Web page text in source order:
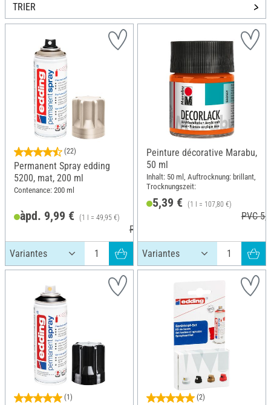
TRIER
(22)
Permanent Spray edding
5200, mat, 200 ml
Contenance: 200 ml
àpd. 9,99 € (1 l = 49,95 €)
PVC 11,79 €
Peinture décorative Marabu,
50 ml
Inhalt: 50 ml, Auftrocknung: brillant,
Trocknungszeit:
5,39 € (1 l = 107,80 €)
PVC
(1) (2)